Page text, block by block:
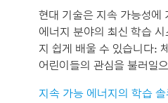
현대 기술은 지속 가능성에
에너지 분야의 최신 학습
지 쉽게 배울 수 있습니다:
어린이들의 관심을 불러일
지속 가능 에너지의 학습